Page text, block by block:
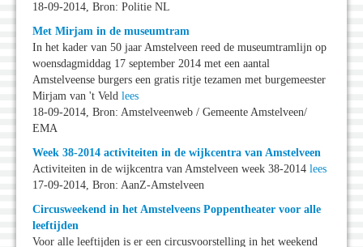
18-09-2014, Bron: Politie NL
Met Mirjam in de museumtram
In het kader van 50 jaar Amstelveen reed de museumtramlijn op
woensdagmiddag 17 september 2014 met een aantal
Amstelveense burgers een gratis ritje tezamen met burgemeester
Mirjam van 't Veld lees
18-09-2014, Bron: Amstelveenweb / Gemeente Amstelveen/
EMA
Week 38-2014 activiteiten in de wijkcentra van Amstelveen
Activiteiten in de wijkcentra van Amstelveen week 38-2014 lees
17-09-2014, Bron: AanZ-Amstelveen
Circusweekend in het Amstelveens Poppentheater voor alle
leeftijden
Voor alle leeftijden is er een circusvoorstelling in het weekend